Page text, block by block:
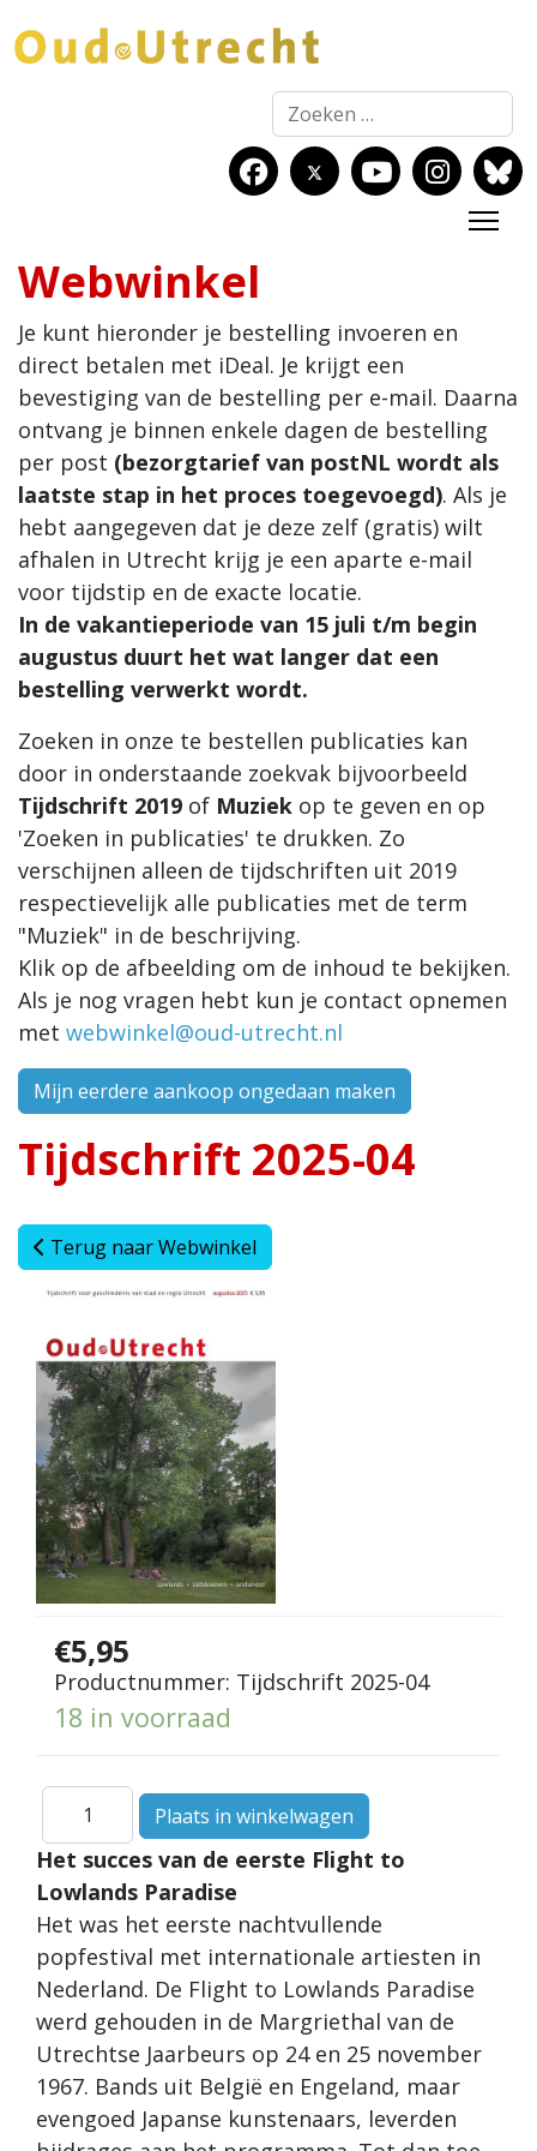
Zoeken
Webwinkel
Je kunt hieronder je bestelling invoeren en
direct betalen met iDeal. Je krijgt een
bevestiging van de bestelling per e-mail. Daarna
ontvang je binnen enkele dagen de bestelling
per post (bezorgtarief van postNL wordt als
laatste stap in het proces toegevoegd). Als je
hebt aangegeven dat je deze zelf (gratis) wilt
afhalen in Utrecht krijg je een aparte e-mail
voor tijdstip en de exacte locatie.
In de vakantieperiode van 15 juli t/m begin
augustus duurt het wat langer dat een
bestelling verwerkt wordt.
Zoeken in onze te bestellen publicaties kan
door in onderstaande zoekvak bijvoorbeeld
Tijdschrift 2019 of Muziek op te geven en op
'Zoeken in publicaties' te drukken. Zo
verschijnen alleen de tijdschriften uit 2019
respectievelijk alle publicaties met de term
"Muziek" in de beschrijving.
Klik op de afbeelding om de inhoud te bekijken.
Als je nog vragen hebt kun je contact opnemen
met webwinkel@oud-utrecht.nl
Mijn eerdere aankoop ongedaan maken
Tijdschrift 2025-04
Terug naar Webwinkel
€5,95
Productnummer: Tijdschrift 2025-04
18 in voorraad
Het succes van de eerste Flight to
Lowlands Paradise
Het was het eerste nachtvullende
popfestival met internationale artiesten in
Nederland. De Flight to Lowlands Paradise
werd gehouden in de Margriethal van de
Utrechtse Jaarbeurs op 24 en 25 november
1967. Bands uit België en Engeland, maar
evengoed Japanse kunstenaars, leverden